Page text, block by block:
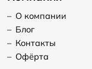
– О компании
– Блог
– Контакты
– Офёрта